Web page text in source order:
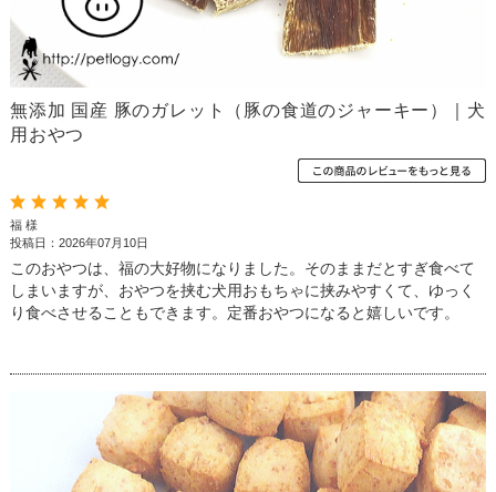
無添加 国産 豚のガレット（豚の食道のジャーキー）｜犬
用おやつ
福 様
投稿日：2026年07月10日
このおやつは、福の大好物になりました。そのままだとすぎ食べて
しまいますが、おやつを挟む犬用おもちゃに挟みやすくて、ゆっく
り食べさせることもできます。定番おやつになると嬉しいです。